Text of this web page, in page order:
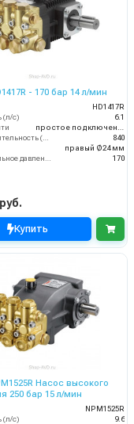
- 170 бар 14 л/мин
HD1417R
(л/с)
6.1
840
правый Ø24 мм
170
Купить
Насос высокого
250 бар 15 л/мин
NPM1525R
(л/с)
9.6